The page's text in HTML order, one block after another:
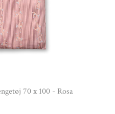
70 x 100 - Rosa